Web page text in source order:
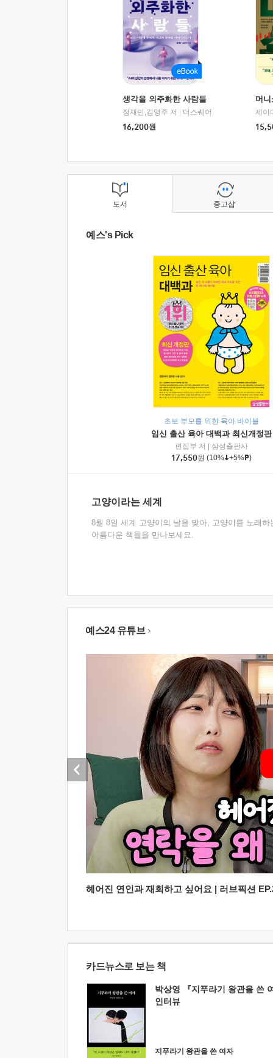
생각을 외주화한 사람들
정재민,김영주 저
더스퀘어
16,200원
머
도서
예스's Pick
초보 부모를 위한 육아 바이블
임신 출산 육아 대백과 최신개정판
편집부 저
삼성출판사
17,550원 (10% +5% )
고양이라는 세계
8월 8일 세계 고양이의 날을 맞아, 고양이를 노래하
아름다운 책들을 만나보세요.
중고샵
예스24 유튜브
헤어진 연인과 재회하고 싶어요 | 러브픽션
카드뉴스로 보는 책
박상영 『지푸라기 왕관을 쓴
인터뷰
지푸라기 왕관을 쓴 여자